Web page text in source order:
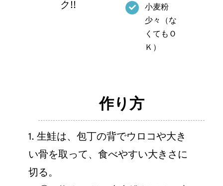
ク!!
小麦粉
少々（な
くてもＯ
Ｋ）
作り方
1. 生鮭は、包丁の背でウロコや大き
い骨を取って、食べやすい大きさに
切る。